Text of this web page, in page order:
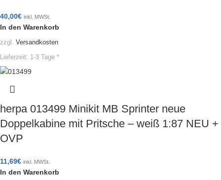
40,00€ inkl. MWSt.
In den Warenkorb
zzgl. Versandkosten
Lieferzeit: 1-3 Tage *
herpa 013499 Minikit MB Sprinter neue
Doppelkabine mit Pritsche – weiß 1:87 NEU +
OVP
11,69€ inkl. MWSt.
In den Warenkorb